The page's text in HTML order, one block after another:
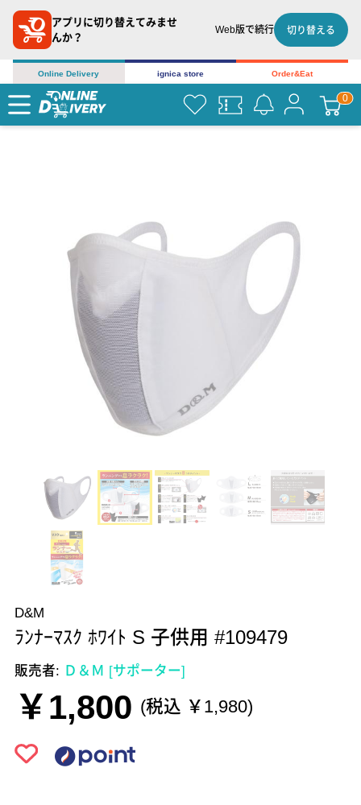
アプリに切り替えてみませ
んか？
Web版で続行 切り替える
Online Delivery ignica store Order&Eat
D&M
ﾗﾝﾅｰﾏｽｸ ﾎﾜｲﾄ S 子供用 #109479
販売者: Ｄ＆Ｍ [サポーター]
￥1,800 (税込 ￥1,980)